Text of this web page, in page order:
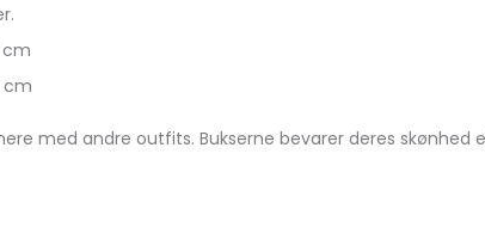
cm
cm
med andre outfits. Bukserne bevarer deres